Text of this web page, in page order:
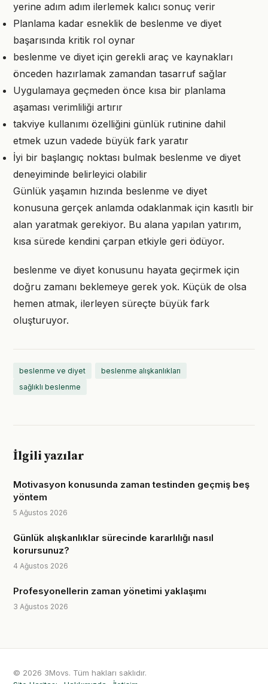
yerine adım adım ilerlemek kalıcı sonuç verir
Planlama kadar esneklik de beslenme ve diyet
başarısında kritik rol oynar
beslenme ve diyet için gerekli araç ve kaynakları
önceden hazırlamak zamandan tasarruf sağlar
Uygulamaya geçmeden önce kısa bir planlama
aşaması verimliliği artırır
takviye kullanımı özelliğini günlük rutinine dahil
etmek uzun vadede büyük fark yaratır
İyi bir başlangıç noktası bulmak beslenme ve diyet
deneyiminde belirleyici olabilir
Günlük yaşamın hızında beslenme ve diyet
konusuna gerçek anlamda odaklanmak için kasıtlı bir
alan yaratmak gerekiyor. Bu alana yapılan yatırım,
kısa sürede kendini çarpan etkiyle geri ödüyor.
beslenme ve diyet konusunu hayata geçirmek için
doğru zamanı beklemeye gerek yok. Küçük de olsa
hemen atmak, ilerleyen süreçte büyük fark
oluşturuyor.
beslenme ve diyet
beslenme alışkanlıkları
sağlıklı beslenme
İlgili yazılar
Motivasyon konusunda zaman testinden geçmiş beş
yöntem
5 Ağustos 2026
Günlük alışkanlıklar sürecinde kararlılığı nasıl
korursunuz?
4 Ağustos 2026
Profesyonellerin zaman yönetimi yaklaşımı
3 Ağustos 2026
© 2026 3Movs. Tüm hakları saklıdır.